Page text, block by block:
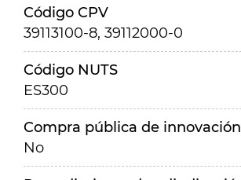
Código CPV
39113100-8, 39112000-0
Código NUTS
ES300
Compra pública de innovación
No